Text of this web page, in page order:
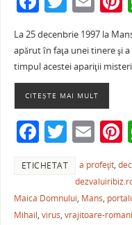
a
c
e
b
o
o
k
w
itt
er
m
ai
l
La 25 decenbrie 1997 la
apărut în faţa unei tinere şi
timpul acestei apariţii
CITEȘTE MAI MULT
F
c
e
T
itt
er
E
ai
l
ETICHETAT a profeţit,
Maica Domnului, Mans,
Mihail, virus, vrajitoare-